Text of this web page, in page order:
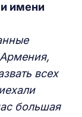
имени
всех
большая